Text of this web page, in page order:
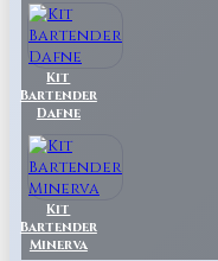
Kit
Bartender
Dafne
Kit
Bartender
Minerva